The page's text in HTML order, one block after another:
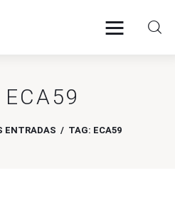
ENTRADAS TAG: ECA59